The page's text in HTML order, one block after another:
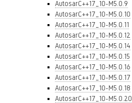
AutosarC++17_10-M5.0.9
AutosarC++17_10-M5.0.10
AutosarC++17_10-M5.0.11
AutosarC++17_10-M5.0.12
AutosarC++17_10-M5.0.14
AutosarC++17_10-M5.0.15
AutosarC++17_10-M5.0.16
AutosarC++17_10-M5.0.17
AutosarC++17_10-M5.0.18
AutosarC++17_10-M5.0.20